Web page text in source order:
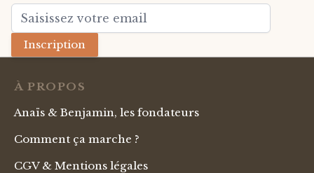
Adresse mail
Inscription
À PROPOS
Anaïs & Benjamin, les fondateurs
Comment ça marche ?
CGV & Mentions légales